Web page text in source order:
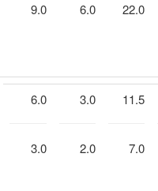
9.0 6.0 22.0
6.0
3.0
3.0
2.0
11.5
7.0